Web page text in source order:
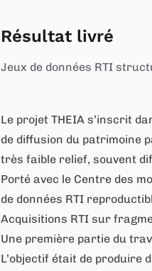
Résultat livré
Jeux de données RTI
Le projet THEIA s’inscrit
de diffusion du patrimoine
très faible relief, souvent
Porté avec le Centre des
de données RTI
Acquisitions RTI sur
Une première partie du
L’objectif était de